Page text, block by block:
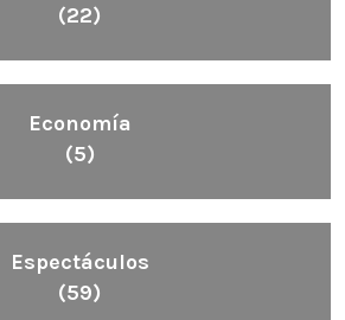
(22)
Economía
(5)
Espectáculos
(59)